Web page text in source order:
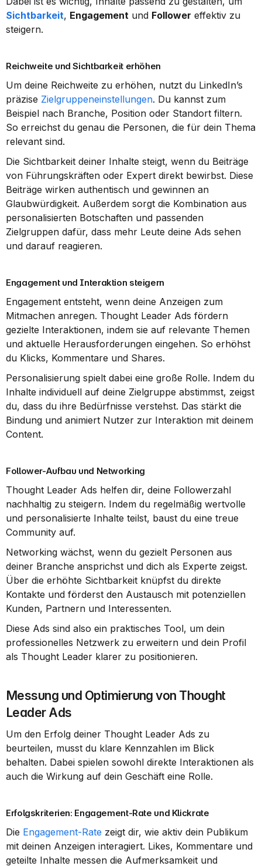
Sichtbarkeit, Engagement und Follower effektiv zu
steigern.
Reichweite und Sichtbarkeit erhöhen
Um deine Reichweite zu erhöhen, nutzt du LinkedIn’s
präzise Zielgruppeneinstellungen. Du kannst zum
Beispiel nach Branche, Position oder Standort filtern.
So erreichst du genau die Personen, die für dein Thema
relevant sind.
Die Sichtbarkeit deiner Inhalte steigt, wenn du Beiträge
von Führungskräften oder Expert direkt bewirbst. Diese
Beiträge wirken authentisch und gewinnen an
Glaubwürdigkeit. Außerdem sorgt die Kombination aus
personalisierten Botschaften und passenden
Zielgruppen dafür, dass mehr Leute deine Ads sehen
und darauf reagieren.
Engagement und Interaktion steigern
Engagement entsteht, wenn deine Anzeigen zum
Mitmachen anregen. Thought Leader Ads fördern
gezielte Interaktionen, indem sie auf relevante Themen
und aktuelle Herausforderungen eingehen. So erhöhst
du Klicks, Kommentare und Shares.
Personalisierung spielt dabei eine große Rolle. Indem du
Inhalte individuell auf deine Zielgruppe abstimmst, zeigst
du, dass du ihre Bedürfnisse verstehst. Das stärkt die
Bindung und animiert Nutzer zur Interaktion mit deinem
Content.
Follower-Aufbau und Networking
Thought Leader Ads helfen dir, deine Followerzahl
nachhaltig zu steigern. Indem du regelmäßig wertvolle
und personalisierte Inhalte teilst, baust du eine treue
Community auf.
Networking wächst, wenn du gezielt Personen aus
deiner Branche ansprichst und dich als Experte zeigst.
Über die erhöhte Sichtbarkeit knüpfst du direkte
Kontakte und förderst den Austausch mit potenziellen
Kunden, Partnern und Interessenten.
Diese Ads sind also ein praktisches Tool, um dein
professionelles Netzwerk zu erweitern und dein Profil
als Thought Leader klarer zu positionieren.
Messung und Optimierung von Thought
Leader Ads
Um den Erfolg deiner Thought Leader Ads zu
beurteilen, musst du klare Kennzahlen im Blick
behalten. Dabei spielen sowohl direkte Interaktionen als
auch die Wirkung auf dein Geschäft eine Rolle.
Erfolgskriterien: Engagement-Rate und Klickrate
Die Engagement-Rate zeigt dir, wie aktiv dein Publikum
mit deinen Anzeigen interagiert. Likes, Kommentare und
geteilte Inhalte messen die Aufmerksamkeit und